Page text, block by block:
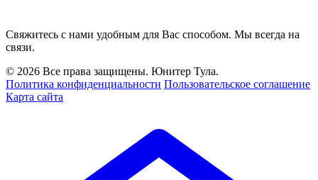
Свяжитесь с нами удобным для Вас способом. Мы всегда на
связи.
© 2026 Все права защищены. Юнитер Тула.
Политика конфиденциальности Пользовательское соглашение
Карта сайта